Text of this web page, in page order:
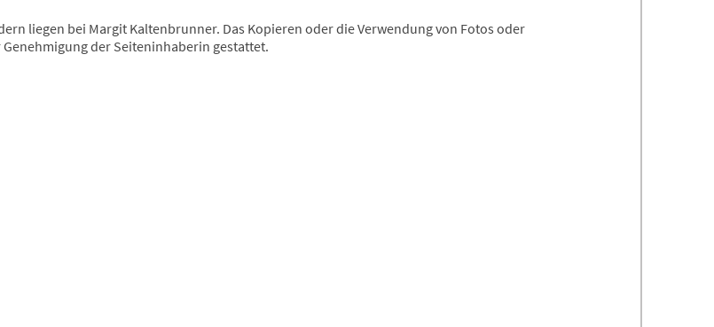
liegen bei Margit Kaltenbrunner. Das Kopieren oder die Verwendung von Fotos oder
der Seiteninhaberin gestattet.